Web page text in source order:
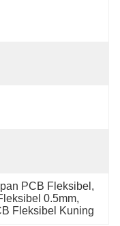
PCB Fleksibel ,
0.5mm,
Fleksibel Kuning